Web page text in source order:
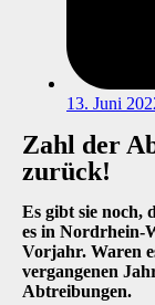
13. Juni
Zahl der
zurück!
Es gibt sie noch,
es in Nordrhein-
Vorjahr. Waren
vergangenen
Abtreibungen.